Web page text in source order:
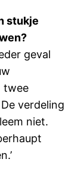
stukje
geval
twee
verdeling
niet.